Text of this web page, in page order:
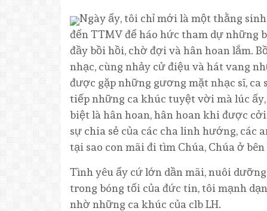
Ngày ấy, tôi chỉ mới là một thằng
đến TTMV để háo hức tham dự những
đầy bồi hồi, chờ đợi và hân hoan lắm.
nhạc, cùng nhảy cử điệu và hát vang
được gặp những gương mặt nhạc sĩ, ca
tiếp những ca khúc tuyệt vời mà lúc
biệt là hân hoan, hân hoan khi được
sự chia sẻ của các cha linh hướng, các
tại sao con mãi đi tìm Chúa, Chúa ở
Tình yêu ấy cứ lớn dần mãi, nuôi
trong bóng tối của đức tin, tôi mạnh
nhờ những ca khúc của clb LH.